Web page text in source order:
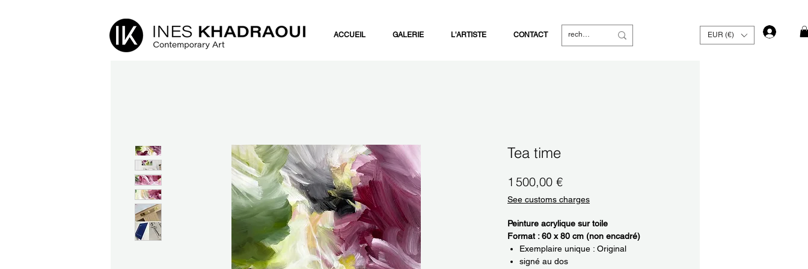
ACCUEIL GALERIE L'ARTISTE CONTACT EUR (€) Se
Tea time
1 500,00 €Prix
See customs charges
Peinture acrylique sur toile
Format : 60 x 80 cm (non encadré)
Exemplaire unique : Original
signé au dos